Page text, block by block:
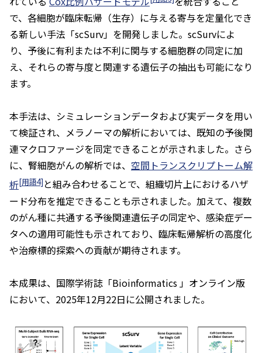
で、各細胞が臨床転帰（生存）に与える寄与を定量化でき
る新しい手法「scSurv」を開発しました。scSurvによ
り、予後に有利または不利に関与する細胞群の同定に加
え、それらの寄与度と関連する遺伝子の抽出も可能になり
ます。
本手法は、シミュレーションデータおよび実データを用い
て検証され、メラノーマの解析においては、既知の予後関
連マクロファージを同定できることが示されました。さら
に、腎細胞がんの解析では、 空間トランスクリプトーム解
析[用語4] と組み合わせることで、組織切片上におけるハザ
ード分布を推定できることも示されました。加えて、複数
のがん種に共通する予後関連遺伝子の同定や、感染症デー
タへの適用可能性も示されており、臨床転帰解析の高度化
や治療標的探索への貢献が期待されます。
本成果は、国際学術誌「Bioinformatics 」オンライン版
において、2025年12月22日に公開されました。